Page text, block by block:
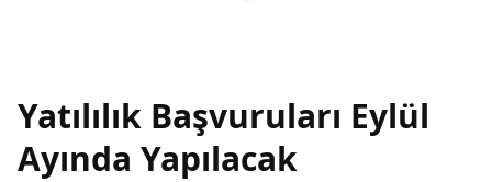
Yatılılık Başvuruları Eylül
Ayında Yapılacak